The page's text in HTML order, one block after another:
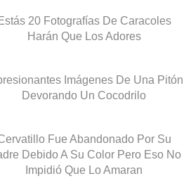
Estás 20 Fotografías De Caracoles
Harán Que Los Adores
Imágenes De Una Pitón
Devorando Un Cocodrilo
Fue Abandonado Por Su
Debido A Su Color Pero Eso No
Impidió Que Lo Amaran